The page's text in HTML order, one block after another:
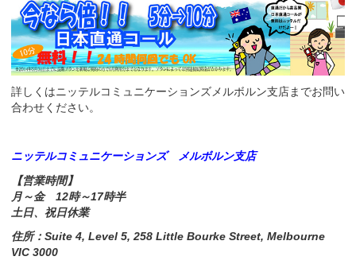
詳しくはニッテルコミュニケーションズメルボルン支店までお問い
合わせください。
ニッテルコミュニケーションズ メルボルン支店
【営業時間】
月～金 12時～17時半
土日、祝日休業
住所：Suite 4, Level 5, 258 Little Bourke Street, Melbourne
VIC 3000